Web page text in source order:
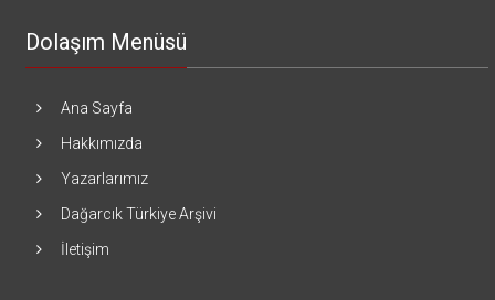
Dolaşım Menüsü
Ana Sayfa
Hakkımızda
Yazarlarımız
Dağarcık Türkiye Arşivi
İletişim